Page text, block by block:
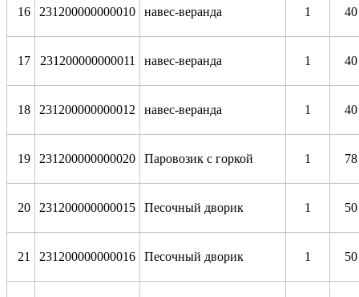
16 231200000000010 навес-веранда 1
17 231200000000011 навес-веранда 1
18 231200000000012 навес-веранда 1
19 231200000000020 Паровозик с горкой 1
20 231200000000015 Песочный дворик 1
21 231200000000016 Песочный дворик 1